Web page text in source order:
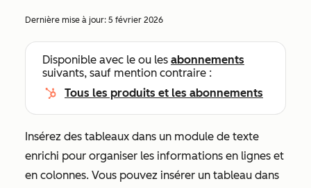
Dernière mise à jour: 5 février 2026
Disponible avec le ou les abonnements
suivants, sauf mention contraire :
Tous les produits et les abonnements
Insérez des tableaux dans un module de texte
enrichi pour organiser les informations en lignes et
en colonnes. Vous pouvez insérer un tableau dans